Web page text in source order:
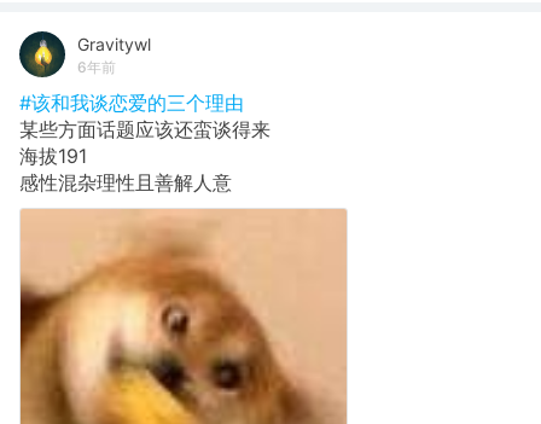
Gravitywl
6年前
#该和我谈恋爱的三个理由
某些方面话题应该还蛮谈得来
海拔191
感性混杂理性且善解人意